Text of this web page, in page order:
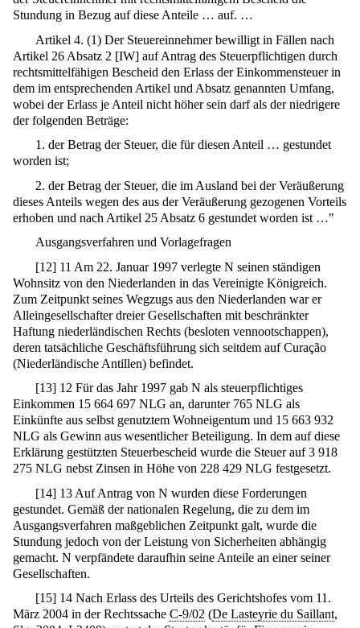
Stundung in Bezug auf diese Anteile … auf. …
Artikel 4. (1) Der Steuereinnehmer bewilligt in Fällen nach
Artikel 26 Absatz 2 [IW] auf Antrag des Steuerpflichtigen durch
rechtsmittelfähigen Bescheid den Erlass der Einkommensteuer in
dem im entsprechenden Artikel und Absatz genannten Umfang,
wobei der Erlass je Anteil nicht höher sein darf als der niedrigere
der folgenden Beträge:
1. der Betrag der Steuer, die für diesen Anteil … gestundet
worden ist;
2. der Betrag der Steuer, die im Ausland bei der Veräußerung
dieses Anteils wegen des aus der Veräußerung gezogenen Vorteils
erhoben und nach Artikel 25 Absatz 6 gestundet worden ist …"
Ausgangsverfahren und Vorlagefragen
[12] 11 Am 22. Januar 1997 verlegte N seinen ständigen
Wohnsitz von den Niederlanden in das Vereinigte Königreich.
Zum Zeitpunkt seines Wegzugs aus den Niederlanden war er
Alleingesellschafter dreier Gesellschaften mit beschränkter
Haftung niederländischen Rechts (besloten vennootschappen),
deren tatsächliche Geschäftsführung sich seitdem auf Curação
(Niederländische Antillen) befindet.
[13] 12 Für das Jahr 1997 gab N als steuerpflichtiges
Einkommen 15 664 697 NLG an, darunter 765 NLG als
Einkünfte aus selbst genutztem Wohneigentum und 15 663 932
NLG als Gewinn aus wesentlicher Beteiligung. In dem auf diese
Erklärung gestützten Steuerbescheid wurde die Steuer auf 3 918
275 NLG nebst Zinsen in Höhe von 228 429 NLG festgesetzt.
[14] 13 Auf Antrag von N wurden diese Forderungen
gestundet. Gemäß der nationalen Regelung, die zu dem im
Ausgangsverfahren maßgeblichen Zeitpunkt galt, wurde die
Stundung jedoch von der Leistung von Sicherheiten abhängig
gemacht. N verpfändete daraufhin seine Anteile an einer seiner
Gesellschaften.
[15] 14 Nach Erlass des Urteils des Gerichtshofes vom 11.
März 2004 in der Rechtssache C-9/02 (De Lasteyrie du Saillant,